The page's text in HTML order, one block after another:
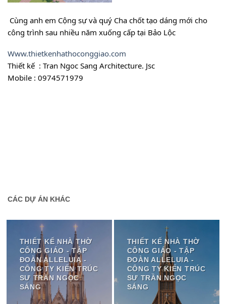
Cùng anh em Cộng sự và quý Cha chốt tạo dáng mới cho
công trình sau nhiều năm xuống cấp tại Bảo Lộc
Www.thietkenhathoconggiao.com
Thiết kế  : Tran Ngoc Sang Architecture. Jsc
Mobile : 0974571979
CÁC DỰ ÁN KHÁC
THIẾT KẾ NHÀ THỜ
CÔNG GIÁO - TẬP
ĐOÀN ALLELUIA -
CÔNG TY KIẾN TRÚC
SƯ TRẦN NGỌC
SÁNG
THIẾT KẾ NHÀ THỜ
CÔNG GIÁO - TẬP
ĐOÀN ALLELUIA -
CÔNG TY KIẾN TRÚC
SƯ TRẦN NGỌC
SÁNG